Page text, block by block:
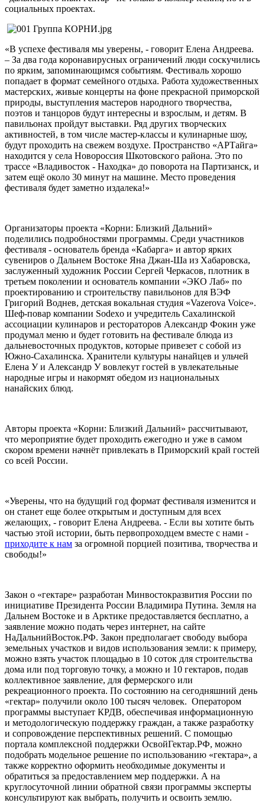
социальных проектах.
«В успехе фестиваля мы уверены, - говорит Елена Андреева.
– За два года коронавирусных ограничений люди соскучились
по ярким, запоминающимся событиям. Фестиваль хорошо
попадает в формат семейного отдыха. Работа художественных
мастерских, живые концерты на фоне прекрасной приморской
природы, выступления мастеров народного творчества,
поэтов и танцоров будут интересны и взрослым, и детям. В
павильонах пройдут выставки. Ряд других творческих
активностей, в том числе мастер-классы и кулинарные шоу,
будут проходить на свежем воздухе. Пространство «АРТайга»
находится у села Новороссия Шкотовского района. Это по
трассе «Владивосток - Находка» до поворота на Партизанск, и
затем ещё около 30 минут на машине. Место проведения
фестиваля будет заметно издалека!»
Организаторы проекта «Корни: Близкий Дальний»
поделились подробностями программы. Среди участников
фестиваля - основатель бренда «Кабарга» и автор ярких
сувениров о Дальнем Востоке Яна Джан-Ша из Хабаровска,
заслуженный художник России Сергей Черкасов, плотник в
третьем поколении и основатель компании «ЭКО Лаб» по
проектированию и строительству павильонов для ВЭФ
Григорий Воднев, детская вокальная студия «Vazerova Voice».
Шеф-повар компании Sodexo и учредитель Сахалинской
ассоциации кулинаров и рестораторов Александр Фокин уже
продумал меню и будет готовить на фестивале блюда из
дальневосточных продуктов, которые привезет с собой из
Южно-Сахалинска. Хранители культуры нанайцев и ульчей
Елена У и Александр У вовлекут гостей в увлекательные
народные игры и накормят обедом из национальных
нанайских блюд.
Авторы проекта «Корни: Близкий Дальний» рассчитывают,
что мероприятие будет проходить ежегодно и уже в самом
скором времени начнёт привлекать в Приморский край гостей
со всей России.
«Уверены, что на будущий год формат фестиваля изменится и
он станет еще более открытым и доступным для всех
желающих, - говорит Елена Андреева. - Если вы хотите быть
частью этой истории, быть первопроходцем вместе с нами -
приходите к нам за огромной порцией позитива, творчества и
свободы!»
Закон о «гектаре» разработан Минвостокразвития России по
инициативе Президента России Владимира Путина. Земля на
Дальнем Востоке и в Арктике предоставляется бесплатно, а
заявление можно подать через интернет, на сайте
НаДальнийВосток.РФ. Закон предполагает свободу выбора
земельных участков и видов использования земли: к примеру,
можно взять участок площадью в 10 соток для строительства
дома или под торговую точку, а можно и 10 гектаров, подав
коллективное заявление, для фермерского или
рекреационного проекта. По состоянию на сегодняшний день
«гектар» получили около 100 тысяч человек. Оператором
программы выступает КРДВ, обеспечивая информационную
и методологическую поддержку граждан, а также разработку
и сопровождение перспективных решений. С помощью
портала комплексной поддержки ОсвойГектар.РФ, можно
подобрать модельное решение по использованию «гектара», а
также корректно оформить необходимые документы и
обратиться за предоставлением мер поддержки. А на
круглосуточной линии обратной связи программы эксперты
консультируют как выбрать, получить и освоить землю.